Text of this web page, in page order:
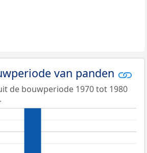
van panden
de bouwperiode 1970 tot 1980